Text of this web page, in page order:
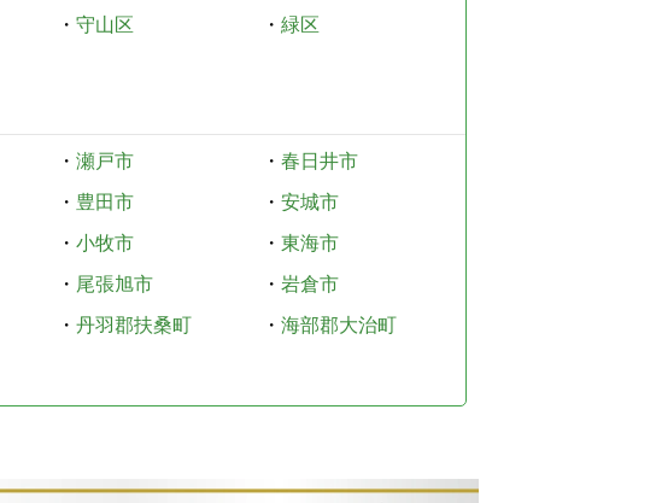
・ 守山区 ・ 緑区
・ 瀬戸市 ・ 春日井市
・ 豊田市 ・ 安城市
・ 小牧市 ・ 東海市
・ 尾張旭市 ・ 岩倉市
・ 丹羽郡扶桑町 ・ 海部郡大治町